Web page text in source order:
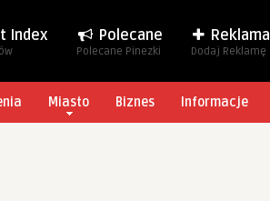
Index Polecane
Polecane Pinezki
Reklama
Dodaj Reklamę
Miasto Biznes Informacje